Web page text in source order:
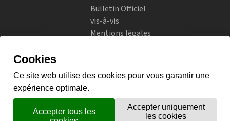
Bulletin Officiel
vis-à-vis
Mentions légales
Instagram
flickr